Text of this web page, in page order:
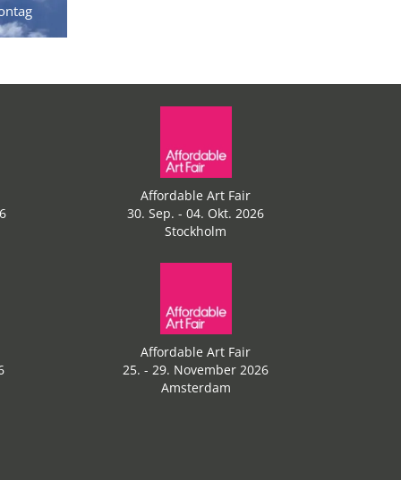
Affordable Art Fair
30. Sep. - 04. Okt. 2026
Stockholm
Affordable Art Fair
25. - 29. November 2026
Amsterdam